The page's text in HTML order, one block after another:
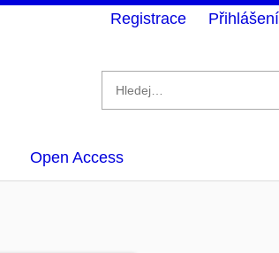
Open Access
Registrace Přihlášení